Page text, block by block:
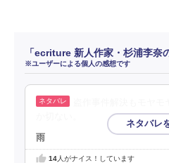
「ecriture 新人作家・杉浦李
※ユーザーによる個人の感想です
雨
14人がナイス！しています